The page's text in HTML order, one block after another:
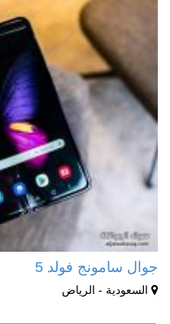
جوال سامونج فولد 5
السعودية - الرياض